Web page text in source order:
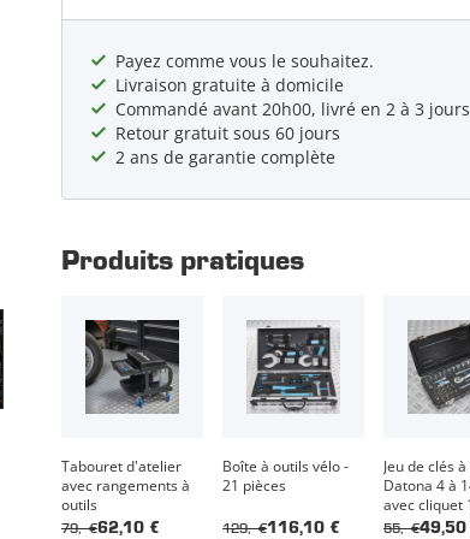
Payez comme vous le souhaitez.
Livraison gratuite à domicile
Commandé avant 20h00, livré en 2 à 3
Retour gratuit sous 60 jours
2 ans de garantie complète
Produits pratiques
Tabouret d'atelier
avec rangements à
outils
62,10 €
79,- €
Boîte à outils vélo -
21 pièces
116,10 €
129,- €
Jeu de clés
Datona 4 à
avec cliquet
49,50
55,- €